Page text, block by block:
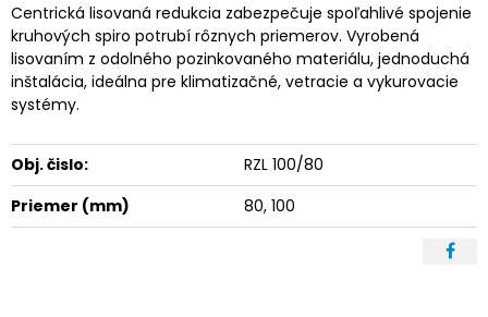
Centrická lisovaná redukcia zabezpečuje spoľahlivé spojenie
kruhových spiro potrubí rôznych priemerov. Vyrobená
lisovaním z odolného pozinkovaného materiálu, jednoduchá
inštalácia, ideálna pre klimatizačné, vetracie a vykurovacie
systémy.
Obj. čislo:
RZL 100/80
Priemer (mm)
80, 100